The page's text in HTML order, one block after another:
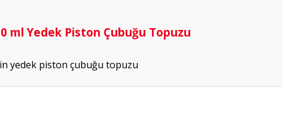
ml Yedek Piston Çubuğu Topuzu
yedek piston çubuğu topuzu